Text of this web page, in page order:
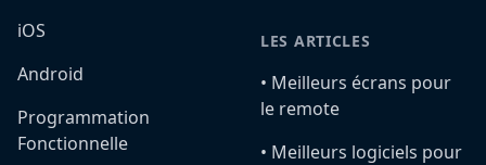
iOS
Android
Programmation
Fonctionnelle
LES ARTICLES
•️ Meilleurs écrans pour
le remote
•️ Meilleurs logiciels pour